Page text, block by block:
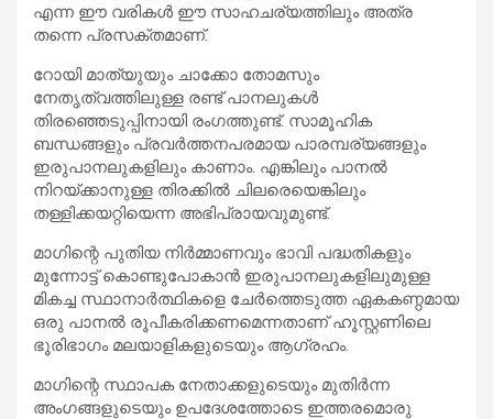
എന്ന ഈ വരികൾ ഈ സാഹചര്യത്തിലും അത്ര
തന്നെ പ്രസക്തമാണ്.
റോയി മാത്യുയും ചാക്കോ തോമസും
നേതൃത്വത്തിലുള്ള രണ്ട് പാനലുകൾ
തിരഞ്ഞെടുപ്പിനായി രംഗത്തുണ്ട്. സാമൂഹിക
ബന്ധങ്ങളും പ്രവർത്തനപരമായ പാരമ്പര്യങ്ങളും
ഇരുപാനലുകളിലും കാണാം. എങ്കിലും പാനൽ
നിറയ്ക്കാനുള്ള തിരക്കിൽ ചിലരെയെങ്കിലും
തള്ളിക്കയറ്റിയെന്ന അഭിപ്രായവുമുണ്ട്.
മാഗിന്റെ പുതിയ നിർമ്മാണവും ഭാവി പദ്ധതികളും
മുന്നോട്ട് കൊണ്ടുപോകാൻ ഇരുപാനലുകളിലുമുള്ള
മികച്ച സ്ഥാനാർത്ഥികളെ ചേർത്തെടുത്ത ഏകകണ്ഠമായ
ഒരു പാനൽ രൂപീകരിക്കണമെന്നതാണ് ഹൂസ്റ്റണിലെ
ഭൂരിഭാഗം മലയാളികളുടെയും ആഗ്രഹം.
മാഗിന്റെ സ്ഥാപക നേതാക്കളുടെയും മുതിർന്ന
അംഗങ്ങളുടെയും ഉപദേശത്തോടെ ഇത്തരമൊരു